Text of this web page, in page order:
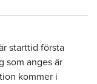
starttid första
som anges är
kommer i